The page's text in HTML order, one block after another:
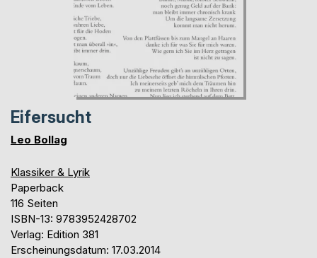
Eifersucht
Leo Bollag
Klassiker & Lyrik
Paperback
116 Seiten
ISBN-13: 9783952428702
Verlag: Edition 381
Erscheinungsdatum: 17.03.2014